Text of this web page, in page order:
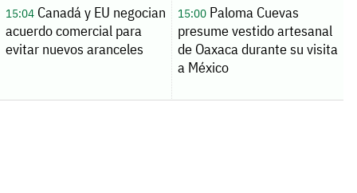
15:04Canadá y EU negocian
acuerdo comercial para
evitar nuevos aranceles
15:00Paloma Cuevas
presume vestido artesanal
de Oaxaca durante su visita
a México